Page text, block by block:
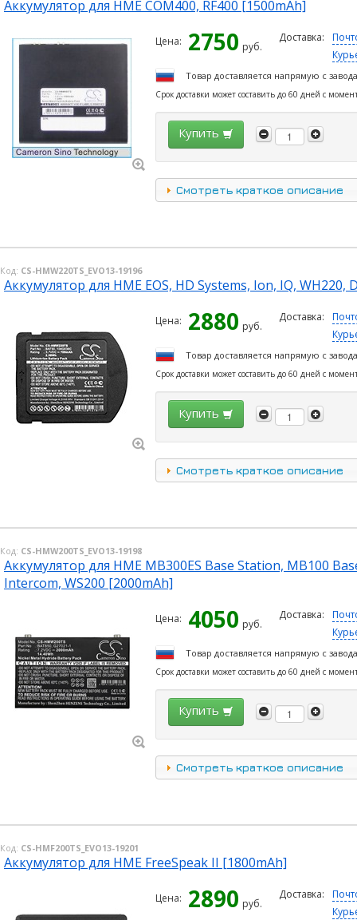
Аккумулятор для HME COM400, RF400 [1500mAh]
Цена: 2750 руб.
Доставка:
Товар доставляется напрямую с
Срок доставки может составить до 60 дней с
Купить
Смотреть краткое описание
Код: CS-HMW220TS_EVO13-19196
Аккумулятор для HME EOS, HD Systems, Ion, IQ, WH220,
Цена: 2880 руб.
Доставка:
Товар доставляется напрямую с
Срок доставки может составить до 60 дней с
Купить
Смотреть краткое описание
Код: CS-HMW200TS_EVO13-19198
Аккумулятор для HME MB300ES Base Station, MB100
Intercom, WS200 [2000mAh]
Цена: 4050 руб.
Доставка:
Товар доставляется напрямую с
Срок доставки может составить до 60 дней с
Купить
Смотреть краткое описание
Код: CS-HMF200TS_EVO13-19201
Аккумулятор для HME FreeSpeak II [1800mAh]
Цена: 2890 руб.
Доставка: